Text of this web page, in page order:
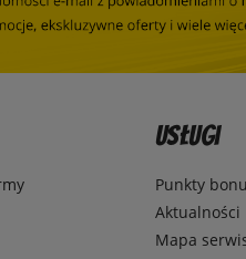
Usługi
Punkty
Aktualności
Mapa